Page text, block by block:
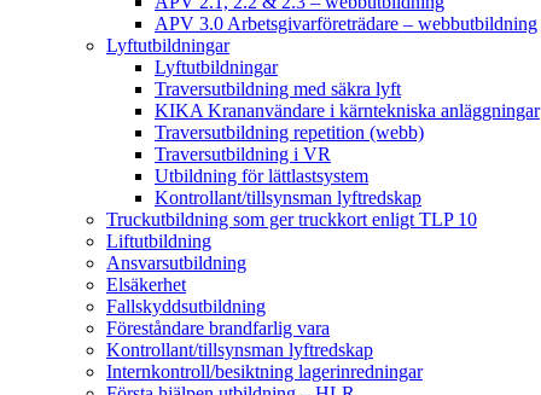
APV 3.0 Arbetsgivarföreträdare – webbutbildning
Lyftutbildningar
Lyftutbildningar
Traversutbildning med säkra lyft
KIKA Krananvändare i kärntekniska anläggningar
Traversutbildning repetition (webb)
Traversutbildning i VR
Utbildning för lättlastsystem
Kontrollant/tillsynsman lyftredskap
Truckutbildning som ger truckkort enligt TLP 10
Liftutbildning
Ansvarsutbildning
Elsäkerhet
Fallskyddsutbildning
Föreståndare brandfarlig vara
Kontrollant/tillsynsman lyftredskap
Internkontroll/besiktning lagerinredningar